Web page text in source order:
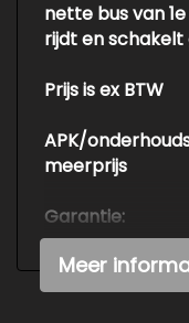
nette bus van
rijdt en schakelt
Prijs is ex BTW
APK/
meerprijs
Garantie:
6, 12 en 24
meerprijs.
Meer